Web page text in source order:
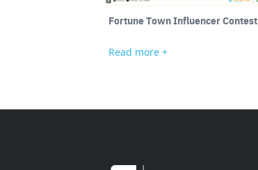
Fortune Town Influencer Contest
Read more +